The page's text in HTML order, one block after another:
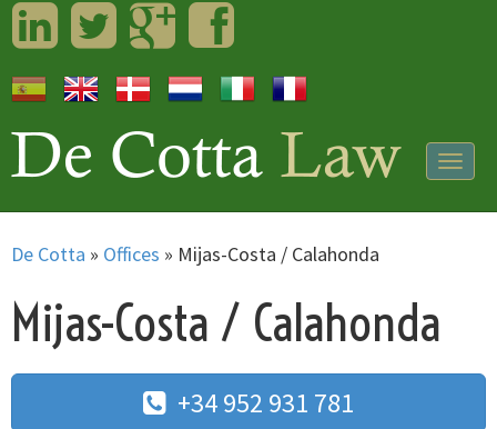
LinkedInTwitterGoogleplusFacebook
De Cotta » Offices » Mijas-Costa / Calahonda
Mijas-Costa / Calahonda
+34 952 931 781